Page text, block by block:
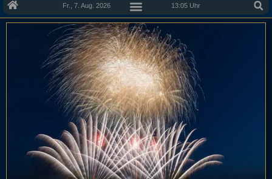
Fr., 7. Aug. 2026 13:05 Uhr